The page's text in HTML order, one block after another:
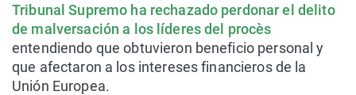
Tribunal Supremo ha rechazado perdonar el delito
de malversación a los líderes del procès
entendiendo que obtuvieron beneficio personal y
que afectaron a los intereses financieros de la
Unión Europea.